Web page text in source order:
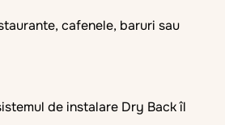
cafenele, baruri sau
de instalare Dry Back îl